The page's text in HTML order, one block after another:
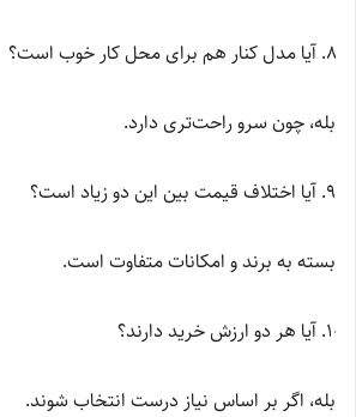
آیا مدل کنار هم برای محل کار خوب است؟
بله، چون سرو راحت‌تری دارد.
آیا اختلاف قیمت بین این دو زیاد است؟
بسته به برند و امکانات متفاوت است.
آیا هر دو ارزش خرید دارند؟
بله، اگر بر اساس نیاز درست انتخاب شوند.